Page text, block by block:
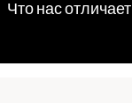
Что нас отличает